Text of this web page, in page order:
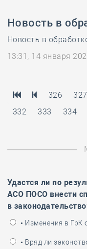
Новость в
Новость в
13:31, 14 января
326 327
332
333 334
Удастся ли по
АСО ПОСО внести
в
• Изменения в ГрК
• Вряд ли